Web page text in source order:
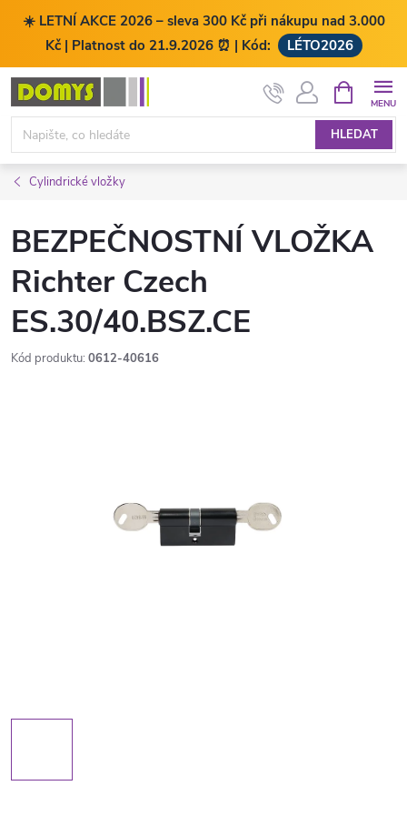
☀️ LETNÍ AKCE 2026 – sleva 300 Kč při nákupu nad 3.000
Kč | Platnost do 21.9.2026 ⏰ | Kód:
LÉTO2026
Přejít
obsah
HLEDAT
NÁKUPNÍ
KOŠÍK
Cylindrické vložky
BEZPEČNOSTNÍ VLOŽKA
Richter Czech
ES.30/40.BSZ.CE
Kód produktu: 0612-40616